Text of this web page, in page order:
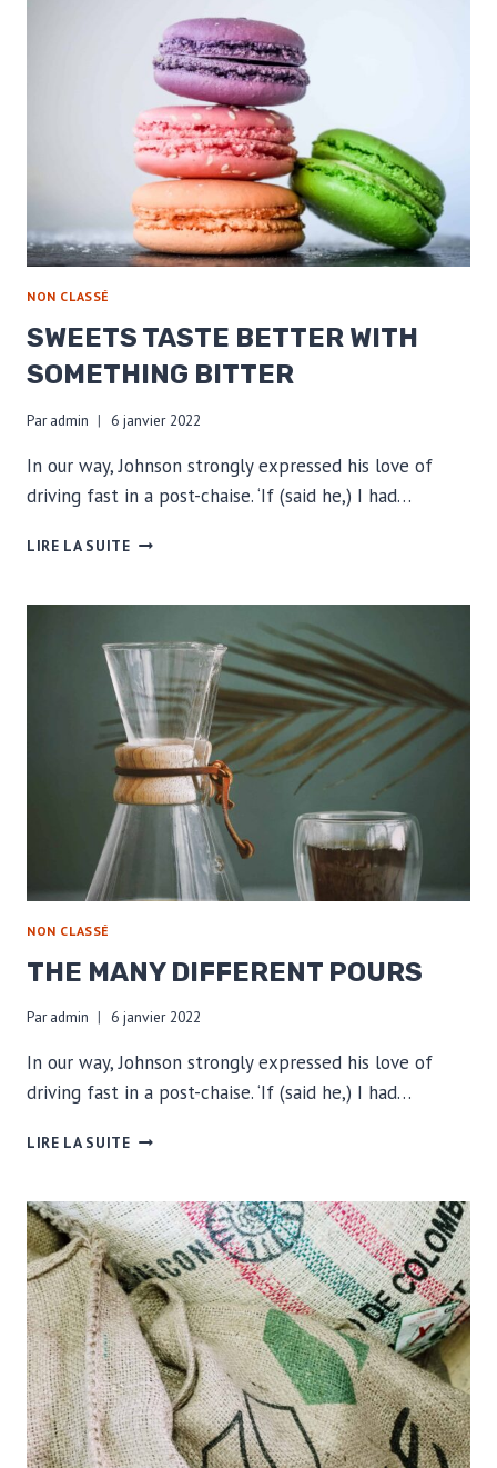
NON CLASSÉ
SWEETS TASTE BETTER WITH
SOMETHING BITTER
Par admin 6 janvier 2022
In our way, Johnson strongly expressed his love of
driving fast in a post-chaise. ‘If (said he,) I had…
LIRE LA SUITESWEETS
WITH
BITTER
NON CLASSÉ
THE MANY DIFFERENT POURS
Par admin 6 janvier 2022
In our way, Johnson strongly expressed his love of
driving fast in a post-chaise. ‘If (said he,) I had…
LIRE LA SUITETHE
POURS